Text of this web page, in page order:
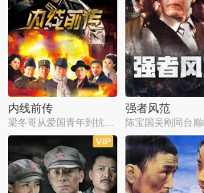
内线前传 强者风范
陈宝国吴刚同台
全38集
全9集